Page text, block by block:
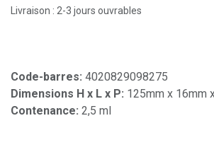
Livraison : 2-3 jours ouvrables
Code-barres: 4020829098275
Dimensions H x L x P: 125mm x 16mm
Contenance: 2,5 ml